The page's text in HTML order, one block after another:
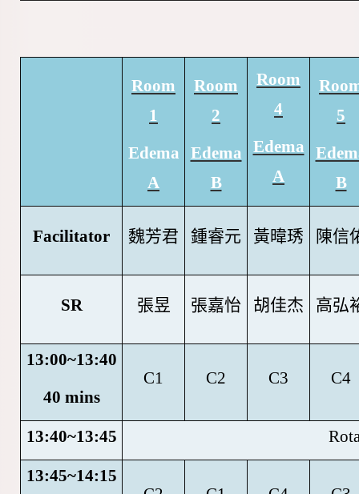
Room
1
Edema
A
Room
2
Edema
B
Room
4
Edema
A
5
B
Facilitator 魏芳君 鍾睿元 黃暐琇 陳信
SR 張昱 張嘉怡 胡佳杰 高弘
13:00~13:40
40 mins
C1 C2 C3 C4
13:40~13:45
13:45~14:15